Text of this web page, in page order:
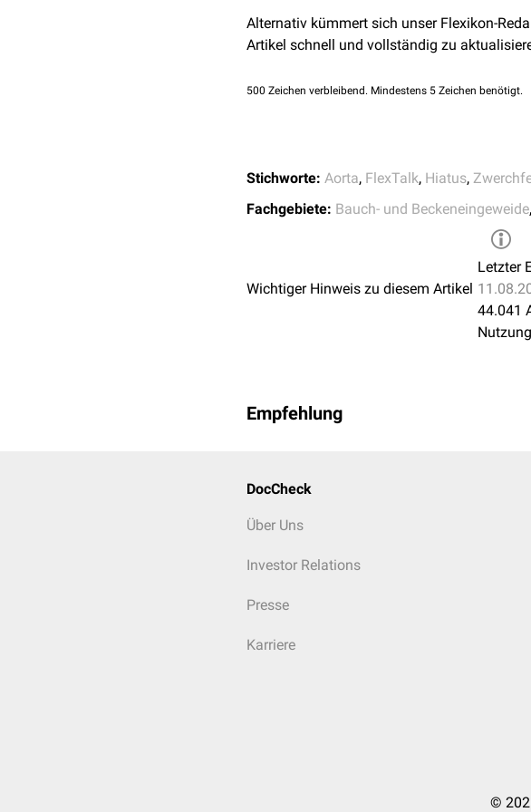
Alternativ kümmert sich unser Flexikon-
Artikel schnell und vollständig zu
500 Zeichen verbleibend. Mindestens 5 Zeichen benötigt.
Stichworte: Aorta, FlexTalk, Hiatus,
Fachgebiete: Bauch- und Beckeneingeweide,
Wichtiger Hinweis zu diesem Artikel
Letzter
44.041
Empfehlung
DocCheck
Über Uns
Investor Relations
Presse
Karriere
©